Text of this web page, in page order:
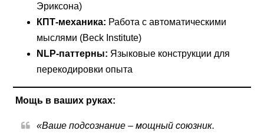
Эриксона)
КПТ-механика: Работа с автоматическими
мыслями (Beck Institute)
NLP-паттерны: Языковые конструкции для
перекодировки опыта
Мощь в ваших руках:
«Ваше подсознание – мощный союзник.